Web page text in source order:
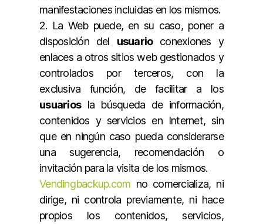
manifestaciones incluidas en los mismos.
2. La Web puede, en su caso, poner a
disposición del usuarioconexiones y
enlaces a otros sitios web gestionados y
controlados por terceros, con la
exclusiva función, de facilitar a los
usuariosla búsqueda de información,
contenidos y servicios en Internet, sin
que en ningún caso pueda considerarse
una sugerencia, recomendación o
invitación para la visita de los mismos.
Vendingbackup.com no comercializa, ni
dirige, ni controla previamente, ni hace
propios los contenidos, servicios,